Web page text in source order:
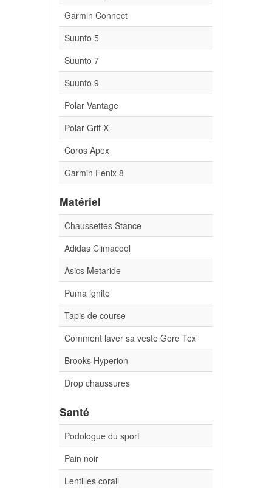
Garmin Connect
Suunto 5
Suunto 7
Suunto 9
Polar Vantage
Polar Grit X
Coros Apex
Garmin Fenix 8
Matériel
Chaussettes Stance
Adidas Climacool
Asics Metaride
Puma ignite
Tapis de course
Comment laver sa veste Gore Tex
Brooks Hyperion
Drop chaussures
Santé
Podologue du sport
Pain noir
Lentilles corail